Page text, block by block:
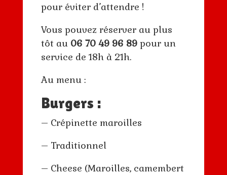
pour éviter d’attendre !
Vous pouvez réserver au plus
tôt au 06 70 49 96 89pour un
service de 18h à 21h.
Au menu :
Burgers :
– Crépinette maroilles
– Traditionnel
– Cheese (Maroilles, camembert